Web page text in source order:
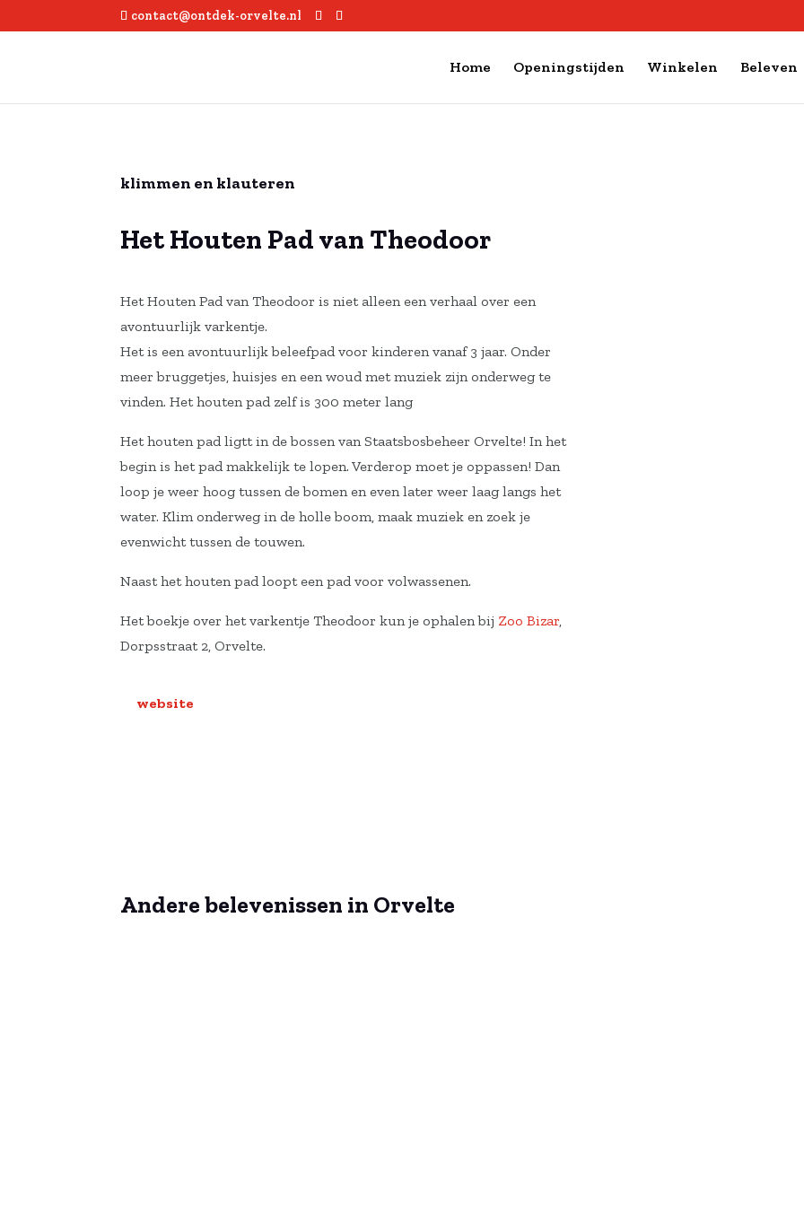
contact@ontdek-orvelte.nl
Home Openingstijden Winkelen Beleven
klimmen en klauteren
Het Houten Pad van Theodoor
Het Houten Pad van Theodoor is niet alleen een verhaal over een
avontuurlijk varkentje.
Het is een avontuurlijk beleefpad voor kinderen vanaf 3 jaar. Onder
meer bruggetjes, huisjes en een woud met muziek zijn onderweg te
vinden. Het houten pad zelf is 300 meter lang
Het houten pad ligtt in de bossen van Staatsbosbeheer Orvelte! In het
begin is het pad makkelijk te lopen. Verderop moet je oppassen! Dan
loop je weer hoog tussen de bomen en even later weer laag langs het
water. Klim onderweg in de holle boom, maak muziek en zoek je
evenwicht tussen de touwen.
Naast het houten pad loopt een pad voor volwassenen.
Het boekje over het varkentje Theodoor kun je ophalen bij Zoo Bizar
Dorpsstraat 2, Orvelte.
website
Andere belevenissen in Orvelte